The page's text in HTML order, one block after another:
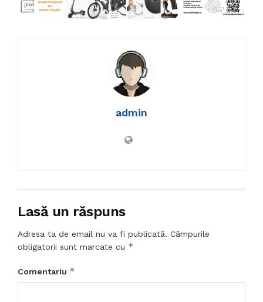
admin
Lasă un răspuns
Adresa ta de email nu va fi publicată. Câmpurile
obligatorii sunt marcate cu *
Comentariu *